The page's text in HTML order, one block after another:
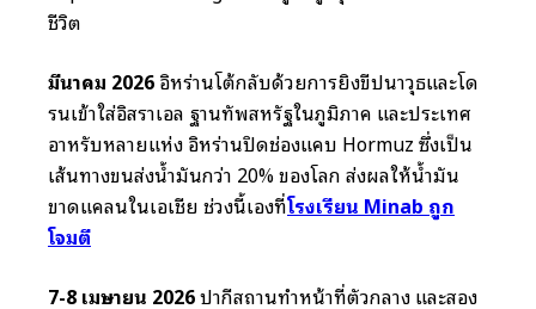
ชีวิต
มีนาคม 2026อิหร่านโต้กลับด้วยการยิงขีปนาวุธและโด
รนเข้าใส่อิสราเอล ฐานทัพสหรัฐในภูมิภาค และประเทศ
อาหรับหลายแห่ง อิหร่านปิดช่องแคบ Hormuz ซึ่งเป็น
เส้นทางขนส่งน้ำมันกว่า 20% ของโลก ส่งผลให้น้ำมัน
ขาดแคลนในเอเชีย ช่วงนี้เองที่โรงเรียน Minab ถูก
โจมตี
7-8 เมษายน 2026ปากีสถานทำหน้าที่ตัวกลาง และสอง